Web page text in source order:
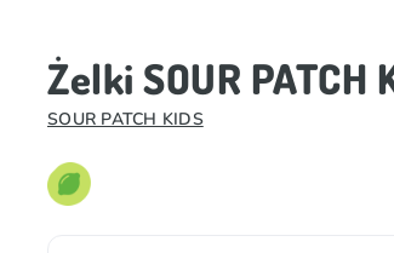
Żelki SOUR PATCH
SOUR PATCH KIDS